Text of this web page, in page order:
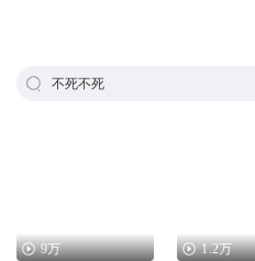
不死不死
9万 1.2万